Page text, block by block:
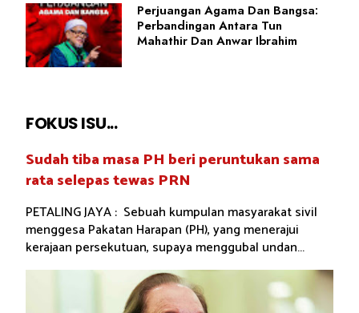
Perjuangan Agama Dan Bangsa:
Perbandingan Antara Tun
Mahathir Dan Anwar Ibrahim
FOKUS ISU...
Sudah tiba masa PH beri peruntukan sama
rata selepas tewas PRN
PETALING JAYA : Sebuah kumpulan masyarakat sivil
menggesa Pakatan Harapan (PH), yang menerajui
kerajaan persekutuan, supaya menggubal undan...